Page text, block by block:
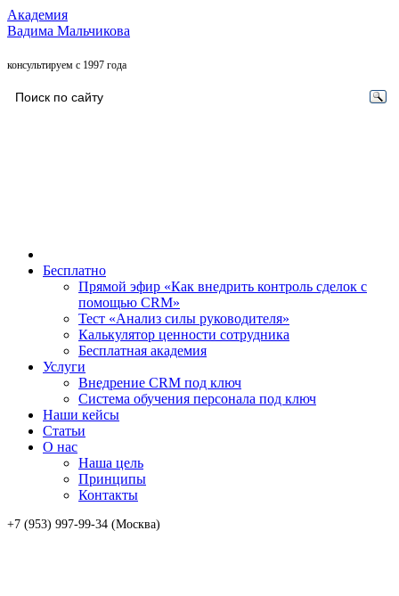
Академия
Вадима Мальчикова
консультируем с 1997 года
Бесплатно
Прямой эфир «Как внедрить контроль сделок с
помощью CRM»
Тест «Анализ силы руководителя»
Калькулятор ценности сотрудника
Бесплатная академия
Услуги
Внедрение CRM под ключ
Система обучения персонала под ключ
Наши кейсы
Статьи
О нас
Наша цель
Принципы
Контакты
+7 (953) 997-99-34 (Москва)